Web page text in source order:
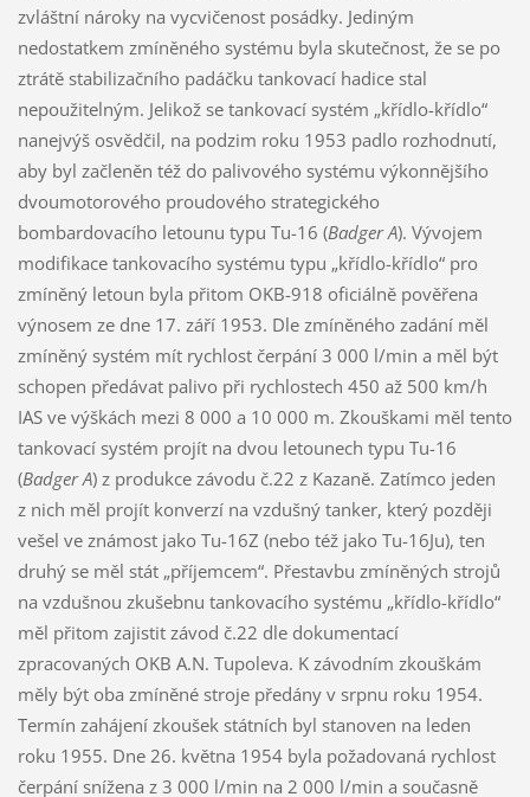
zvláštní nároky na vycvičenost posádky. Jediným
nedostatkem zmíněného systému byla skutečnost, že se po
ztrátě stabilizačního padáčku tankovací hadice stal
nepoužitelným. Jelikož se tankovací systém „křídlo-křídlo“
nanejvýš osvědčil, na podzim roku 1953 padlo rozhodnutí,
aby byl začleněn též do palivového systému výkonnějšího
dvoumotorového proudového strategického
bombardovacího letounu typu Tu-16 (Badger A). Vývojem
modifikace tankovacího systému typu „křídlo-křídlo“ pro
zmíněný letoun byla přitom OKB-918 oficiálně pověřena
výnosem ze dne 17. září 1953. Dle zmíněného zadání měl
zmíněný systém mít rychlost čerpání 3 000 l/min a měl být
schopen předávat palivo při rychlostech 450 až 500 km/h
IAS ve výškách mezi 8 000 a 10 000 m. Zkouškami měl tento
tankovací systém projít na dvou letounech typu Tu-16
(Badger A) z produkce závodu č.22 z Kazaně. Zatímco jeden
z nich měl projít konverzí na vzdušný tanker, který později
vešel ve známost jako Tu-16Z (nebo též jako Tu-16Ju), ten
druhý se měl stát „příjemcem“. Přestavbu zmíněných strojů
na vzdušnou zkušebnu tankovacího systému „křídlo-křídlo“
měl přitom zajistit závod č.22 dle dokumentací
zpracovaných OKB A.N. Tupoleva. K závodním zkouškám
měly být oba zmíněné stroje předány v srpnu roku 1954.
Termín zahájení zkoušek státních byl stanoven na leden
roku 1955. Dne 26. května 1954 byla požadovaná rychlost
čerpání snížena z 3 000 l/min na 2 000 l/min a současně